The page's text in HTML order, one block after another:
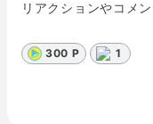
リアクションやコメ
300 P 1